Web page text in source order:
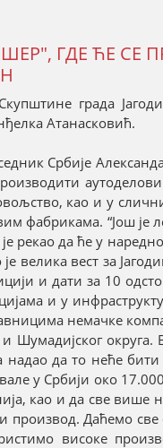
ГДЕ ЋЕ СЕ
града
Атанасковић.
Србије
као и у
фабрикама. “Још је
рекао да ће у
велика вест за
и дати за 10
и у
немачке
округа.
надао да то неће
у Србији око
као и да све више
производ. Даћемо
високе